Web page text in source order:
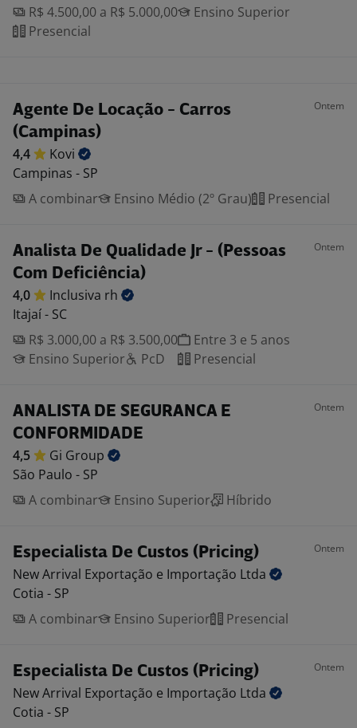
R$ 4.500,00 a R$ 5.000,00
Ensino Superior
Presencial
Agente De Locação - Carros
(Campinas)
Ontem
4,4
Kovi
Campinas - SP
A combinar
Ensino Médio (2º Grau) Presencial
Analista De Qualidade Jr - (Pessoas
Com Deficiência)
Ontem
4,0 Inclusiva rh
Itajaí - SC
R$ 3.000,00 a R$ 3.500,00
Entre 3 e 5 anos
Ensino Superior
PcD Presencial
ANALISTA DE SEGURANCA E
CONFORMIDADE
Ontem
4,5 Gi Group
São Paulo - SP
A combinar
Ensino Superior Híbrido
Especialista De Custos (Pricing) Ontem
New Arrival Exportação e Importação Ltda
Cotia - SP
A combinar
Ensino Superior Presencial
Especialista De Custos (Pricing) Ontem
New Arrival Exportação e Importação Ltda
Cotia - SP